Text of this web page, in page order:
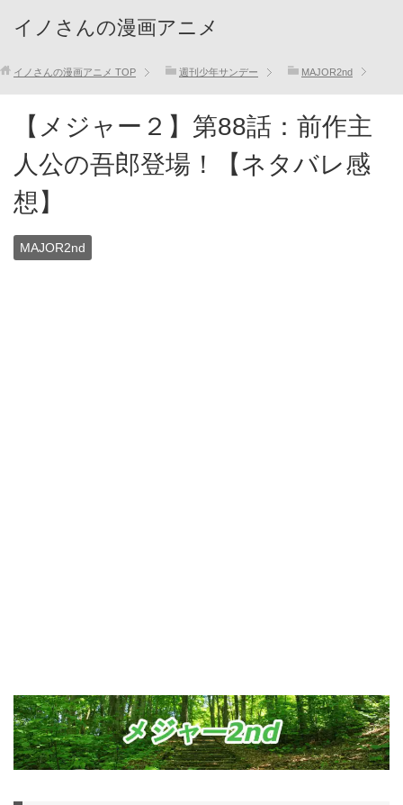
イノさんの漫画アニメ
イノさんの漫画アニメ TOP 週刊少年サンデー MAJOR2nd
【メジャー２】第88話：前作主
人公の吾郎登場！【ネタバレ感
想】
MAJOR2nd